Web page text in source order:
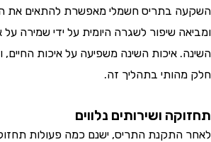
בתריס חשמלי מאפשרת להתאים את החדר
שיפור לשגרה היומית על ידי שמירה על
איכות השינה משפיעה על איכות החיים,
בתהליך זה.
ושירותים נלווים
התריס, ישנם כמה פעולות תחזוקה